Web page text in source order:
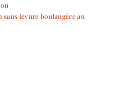
levure boulangère au